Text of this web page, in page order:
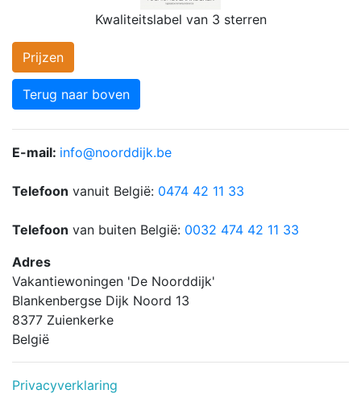
Kwaliteitslabel van 3 sterren
Prijzen
Terug naar boven
E-mail: info@noorddijk.be
Telefoon vanuit België: 0474 42 11 33
Telefoon van buiten België: 0032 474 42 11 33
Adres
Vakantiewoningen 'De Noorddijk'
Blankenbergse Dijk Noord 13
8377 Zuienkerke
België
Privacyverklaring